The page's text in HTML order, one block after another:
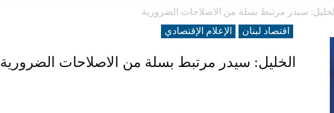
Lebanon
الخليل: سيدر مرتبط بسلة من الاصلاحات الضرورية
اقتصاد لبنان
الإعلام الإقتصادي
الخليل: سيدر مرتبط بسلة من الاصلاحات الضرورية